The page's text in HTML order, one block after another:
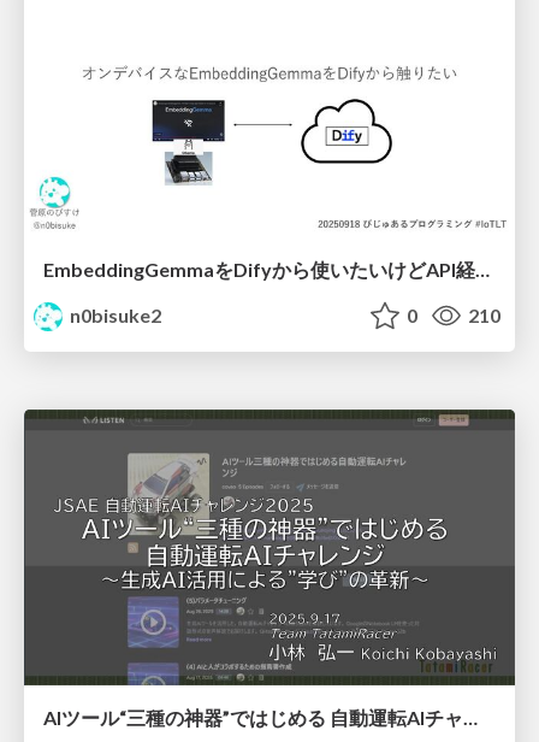
n0bisuke2
0 210
AIツール“三種の神器”ではじめる 自動運転AIチャレンジ